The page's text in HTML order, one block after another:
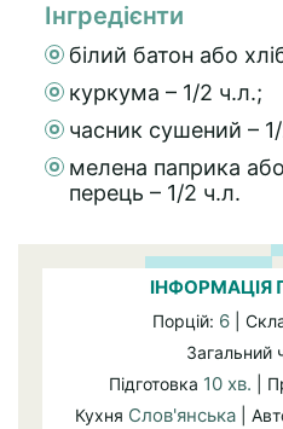
Інгредієнти
білий батон або
куркума – 1/2 ч.л.;
часник сушений –
мелена паприка
перець – 1/2 ч.л.
ІНФОРМАЦІЯ
Порцій: 6 |
Загальний
Підготовка 10 хв. |
Кухня Слов'янська |